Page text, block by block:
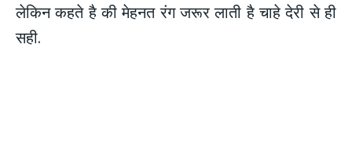
लेकिन कहते है की मेहनत रंग जरूर लाती है चाहे देरी से ही
सही.